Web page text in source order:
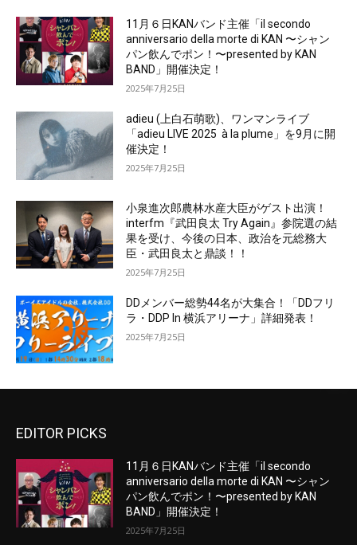
11月６日KANバンド主催「il secondo
anniversario della morte di KAN 〜シャン
パン飲んでポン！〜presented by KAN
BAND」開催決定！
2025年7月25日
adieu (上白石萌歌)、ワンマンライブ
「adieu LIVE 2025 à la plume」を9月に開
催決定！
2025年7月25日
小泉進次郎農林水産大臣がゲスト出演！
interfm『武田良太 Try Again』参院選の結
果を受け、今後の日本、政治を元総務大
臣・武田良太と鼎談！！
2025年7月25日
DDメンバー総勢44名が大集合！「DDフリ
ラ・DDP In 横浜アリーナ」詳細発表！
2025年7月25日
EDITOR PICKS
11月６日KANバンド主催「il secondo
anniversario della morte di KAN 〜シャン
パン飲んでポン！〜presented by KAN
BAND」開催決定！
2025年7月25日